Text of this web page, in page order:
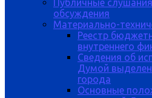
Публичные
обсуждения
Материально-
Реестр
внутреннего
Сведения об
Думой
города
Основные